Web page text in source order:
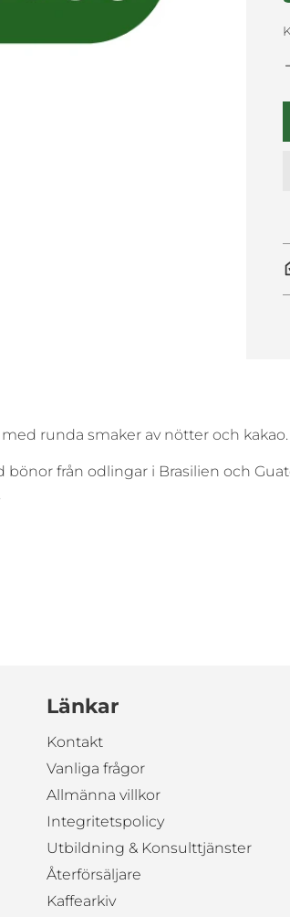
runda smaker av nötter och kakao
bönor från odlingar i Brasilien och
Länkar
Kontakt
Vanliga frågor
Allmänna villkor
Integritetspolicy
Utbildning & Konsulttjänster
Återförsäljare
Kaffearkiv